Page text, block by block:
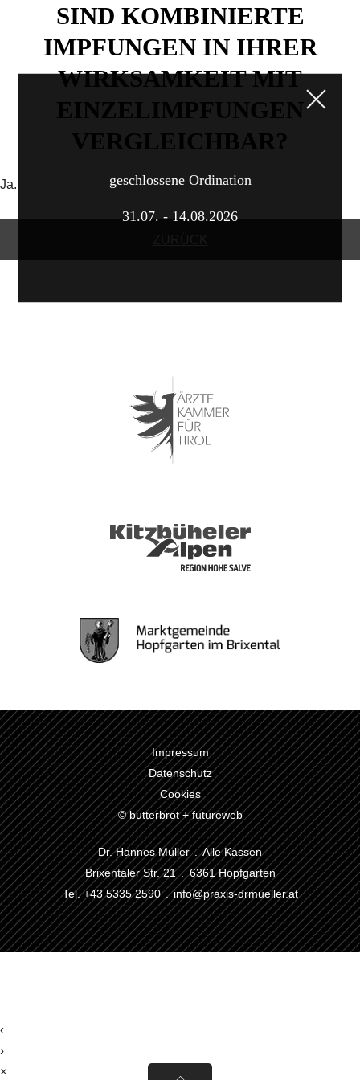
geschlossene Ordination
31.07. - 14.08.2026
SIND KOMBINIERTE
IMPFUNGEN IN IHRER
WIRKSAMKEIT MIT
EINZELIMPFUNGEN
VERGLEICHBAR?
Ja.
Impressum
Datenschutz
Cookies
© butterbrot + futureweb
Dr. Hannes Müller . Alle Kassen
Brixentaler Str. 21 . 6361 Hopfgarten
Tel. +43 5335 2590 .info@praxis-drmueller.at
‹
›
×